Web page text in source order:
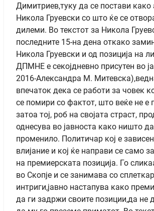
Димитриев,туку да се постави како
Никола Груевски со што ќе се
дилеми. Во текстот за Никола
последните 15-на дена откако
Никола Груевски и од позиција на
ДПМНЕ е секојдневно присутен во
2016-Александра М.
впечаток дека се работи за човек
се помири со фактот, што веќе не е
затоа тој, роб на својата страст,
однесува во јавноста како ништо
променило. Политичар кој е
влијание и кој ќе направи се само
на премиерската позиција. Го
во Скопје и се занимава со
интриги,јавно настапува како
да ги задржи своите позиции,да не